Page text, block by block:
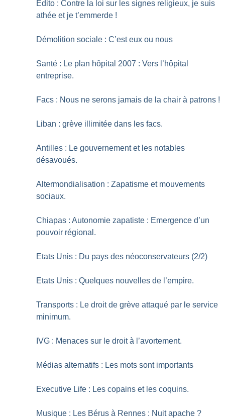
Edito : Contre la loi sur les signes religieux, je suis
athée et je t’emmerde !
Démolition sociale : C’est eux ou nous
Santé : Le plan hôpital 2007 : Vers l’hôpital
entreprise.
Facs : Nous ne serons jamais de la chair à patrons !
Liban : grève illimitée dans les facs.
Antilles : Le gouvernement et les notables
désavoués.
Altermondialisation : Zapatisme et mouvements
sociaux.
Chiapas : Autonomie zapatiste : Emergence d’un
pouvoir régional.
Etats Unis : Du pays des néoconservateurs (2/2)
Etats Unis : Quelques nouvelles de l’empire.
Transports : Le droit de grève attaqué par le service
minimum.
IVG : Menaces sur le droit à l’avortement.
Médias alternatifs : Les mots sont importants
Executive Life : Les copains et les coquins.
Musique : Les Bérus à Rennes : Nuit apache ?